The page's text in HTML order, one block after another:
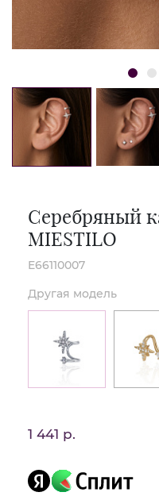
Серебряный
MIESTILO
E66110007
Другая модель
1 441 р.